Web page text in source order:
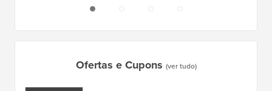
Ofertas e Cupons (ver tudo)